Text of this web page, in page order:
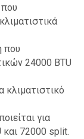
που
24000 BTU
για
και 72000 split.